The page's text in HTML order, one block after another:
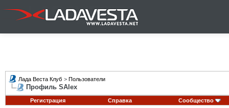
Лада Веста Клуб > Пользователи
Профиль SAlex
Регистрация Справка Сообщество